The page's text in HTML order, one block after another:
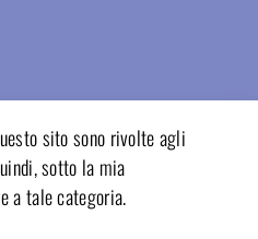
sito sono rivolte agli
sotto la mia
a tale categoria.